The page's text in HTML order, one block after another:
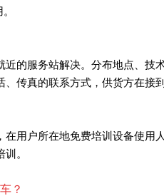
的服务站解决。分布地点、技
传真的联系方式，供货方在接
用户所在地免费培训设备使
。
？